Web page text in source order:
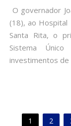
O governador
(18), ao Hospital
Santa Rita, o
Sistema
investimentos de
1 2